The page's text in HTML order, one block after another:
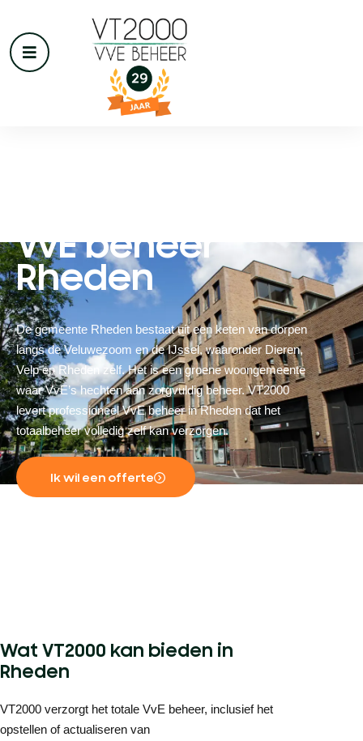
VvE beheer
Rheden
De gemeente Rheden bestaat uit een keten van dorpen
langs de Veluwezoom en de IJssel, waaronder Dieren,
Velp en Rheden zelf. Het is een groene woongemeente
waar VvE’s hechten aan zorgvuldig beheer. VT2000
levert professioneel VvE beheer in Rheden dat het
totaalbeheer volledig zelf kan verzorgen.
Ik wil een offerte
Wat VT2000 kan bieden in
Rheden
VT2000 verzorgt het totale VvE beheer, inclusief het
opstellen of actualiseren van